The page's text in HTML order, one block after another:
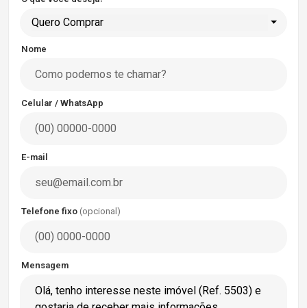
Quero Comprar
Nome
Celular / WhatsApp
E-mail
Telefone fixo (opcional)
Mensagem